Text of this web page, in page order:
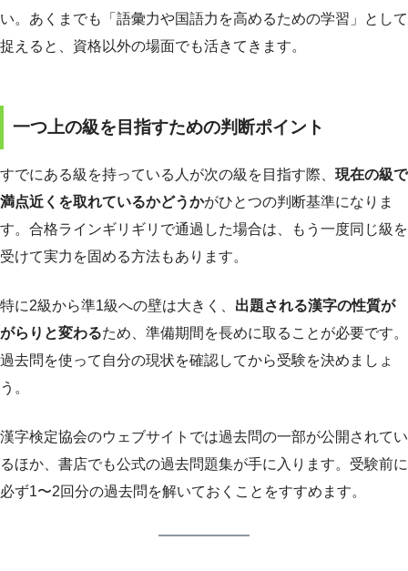
い。あくまでも「語彙力や国語力を高めるための学習」として
捉えると、資格以外の場面でも活きてきます。
一つ上の級を目指すための判断ポイント
すでにある級を持っている人が次の級を目指す際、 現在の級で
満点近くを取れているかどうかがひとつの判断基準になりま
す。合格ラインギリギリで通過した場合は、もう一度同じ級を
受けて実力を固める方法もあります。
特に2級から準1級への壁は大きく、 出題される漢字の性質が
がらりと変わるため、準備期間を長めに取ることが必要です。
過去問を使って自分の現状を確認してから受験を決めましょ
う。
漢字検定協会のウェブサイトでは過去問の一部が公開されてい
るほか、書店でも公式の過去問題集が手に入ります。受験前に
必ず1〜2回分の過去問を解いておくことをすすめます。